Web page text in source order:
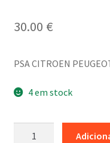
30.00 €
PSA CITROEN
4 em stock